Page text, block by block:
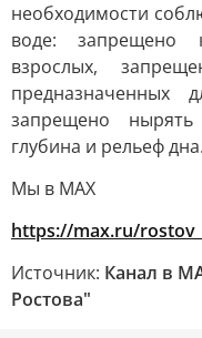
необходимости
воде: запрещено
взрослых,
предназначенных
запрещено
глубина и рельеф дна.
Мы в MAX
https://max.ru/
Источник: Канал в
Ростова"